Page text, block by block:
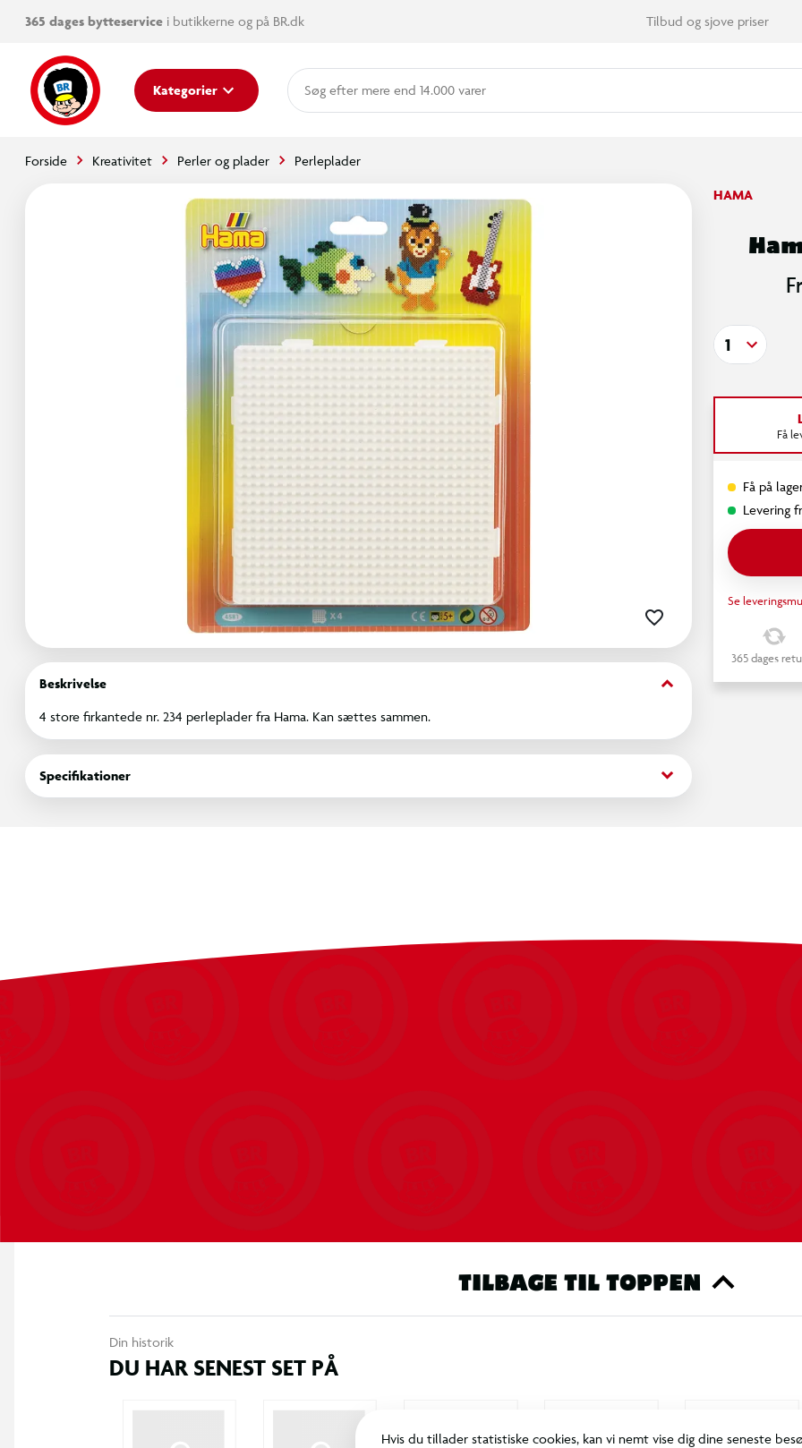
365 dages bytteservice i butikkerne og på BR.dk Tilbud og sjove priser
Kategorier mere end 14.000 varer
Forside Kreativitet Perler og plader Perleplader
Beskrivelse keyboard_arrow_down
4 store firkantede nr. 234 perleplader fra Hama. Kan sættes sammen.
Specifikationer keyboard_arrow_down
HAMA
1
Få
Få på
Levering
Se
365 dages
TILBAGE TIL TOPPEN
Din historik
DU HAR SENEST SET PÅ
Hvis du tillader statistiske cookies, kan vi nemt vise dig dine seneste